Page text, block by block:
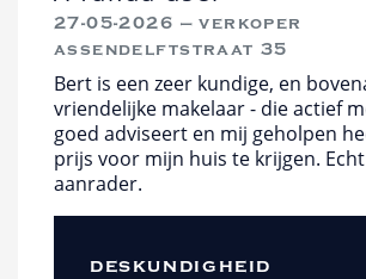
27-05-2026 — verkoper
assendelftstraat 35
Bert is een zeer kundige, en
vriendelijke makelaar - die actief
goed adviseert en mij geholpen
prijs voor mijn huis te krijgen.
aanrader.
deskundigheid